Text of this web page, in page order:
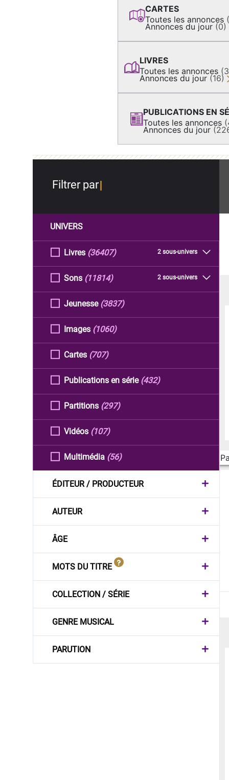
CARTES
Toutes les annonces
Annonces du jour (0)
LIVRES
Toutes les annonces
Annonces du jour (16)
PUBLICATIONS EN
Toutes les annonces
Annonces du jour
Filtrer par
UNIVERS
Livres 2 sous-univers
(36407)
Sons 2 sous-univers
(11814)
Jeunesse (3837)
Images (1060)
Cartes (707)
Publications en série (432)
Partitions (297)
Vidéos (107)
Multimédia (56)
ÉDITEUR / PRODUCTEUR
AUTEUR
ÂGE
MOTS DU TITRE
COLLECTION / SÉRIE
GENRE MUSICAL
PARUTION